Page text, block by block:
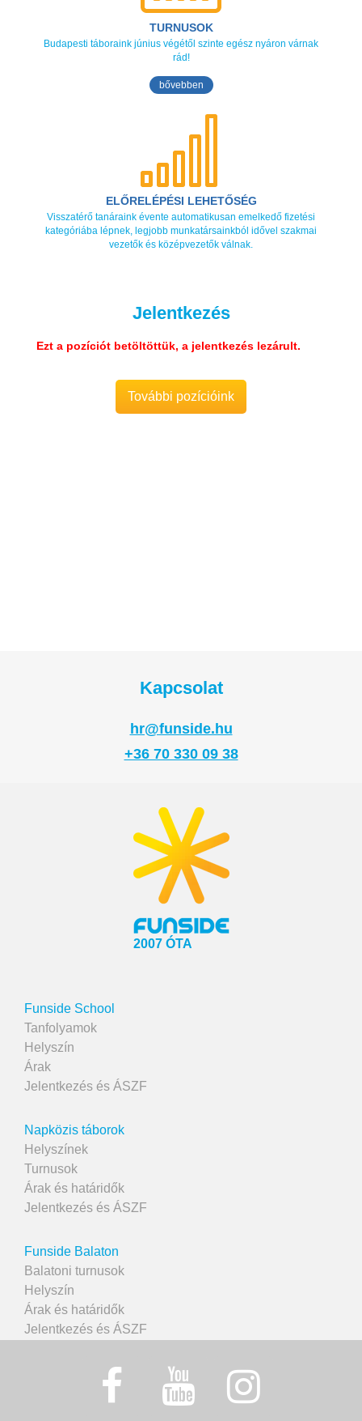
TURNUSOK
Budapesti táboraink június végétől szinte egész nyáron várnak
rád!
bővebben
ELŐRELÉPÉSI LEHETŐSÉG
Visszatérő tanáraink évente automatikusan emelkedő fizetési
kategóriába lépnek, legjobb munkatársainkból idővel szakmai
vezetők és középvezetők válnak.
Jelentkezés
Ezt a pozíciót betöltöttük, a jelentkezés lezárult.
További pozícióink
Kapcsolat
hr@funside.hu
+36 70 330 09 38
2007 ÓTA
Funside School
Tanfolyamok
Helyszín
Árak
Jelentkezés és ÁSZF
Napközis táborok
Helyszínek
Turnusok
Árak és határidők
Jelentkezés és ÁSZF
Funside Balaton
Balatoni turnusok
Helyszín
Árak és határidők
Jelentkezés és ÁSZF